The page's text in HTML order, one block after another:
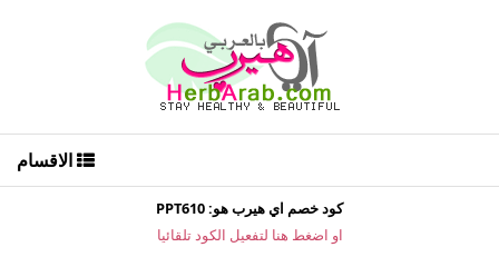
الاقسام
كود خصم اي هيرب هو: PPT610
او اضغط هنا لتفعيل الكود تلقائيا